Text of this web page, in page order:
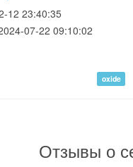
12 23:40:35
07-22 09:10:02
oxide
Отзывы о